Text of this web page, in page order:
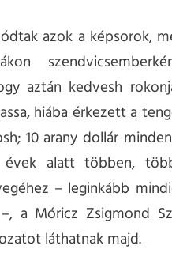
azok a képsorok,
aztán kedvesh
hiába érkezett a
10 arany dollár
alatt többen,
– leginkább
a Móricz Zsigmond
láthatnak majd.